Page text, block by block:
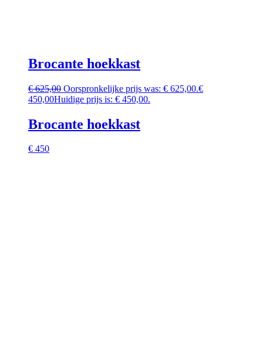
Brocante hoekkast
€625,00 Oorspronkelijke prijs was: € 625,00.€
450,00Huidige prijs is: € 450,00.
Brocante hoekkast
€ 450